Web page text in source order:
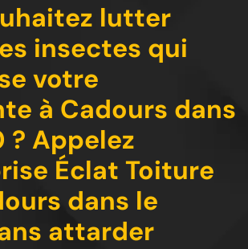
lutter
insectes qui
votre
à Cadours dans
? Appelez
Éclat Toiture
dans le
attarder